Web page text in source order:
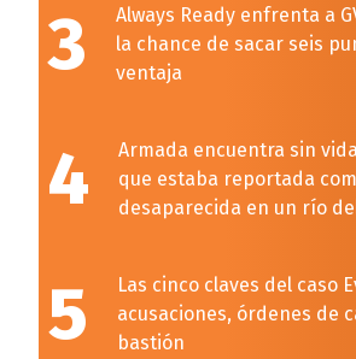
3
Always Ready enfrenta a
la chance de sacar seis
ventaja
4
Armada encuentra sin
que estaba reportada
desaparecida en un río
5
Las cinco claves del caso
acusaciones, órdenes de
bastión